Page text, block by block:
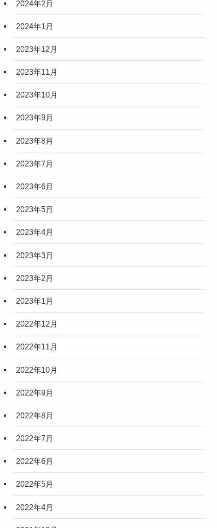
2024年2月
2024年1月
2023年12月
2023年11月
2023年10月
2023年9月
2023年8月
2023年7月
2023年6月
2023年5月
2023年4月
2023年3月
2023年2月
2023年1月
2022年12月
2022年11月
2022年10月
2022年9月
2022年8月
2022年7月
2022年6月
2022年5月
2022年4月